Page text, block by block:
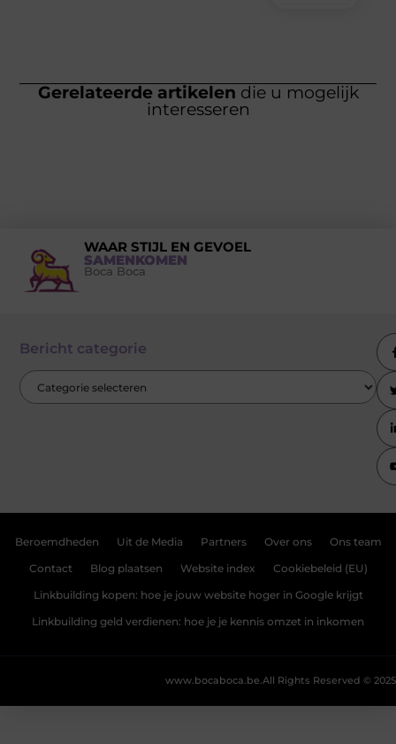
Gerelateerde artikelen die u mogelijk
interesseren
WAAR STIJL EN GEVOEL
SAMENKOMEN
Boca Boca
Bericht categorie
Beroemdheden Uit de Media Partners Over ons Ons team
Contact Blog plaatsen Website index Cookiebeleid (EU)
Linkbuilding kopen: hoe je jouw website hoger in Google krijgt
Linkbuilding geld verdienen: hoe je je kennis omzet in inkomen
All Rights Reserved © 2025
www.bocaboca.be.